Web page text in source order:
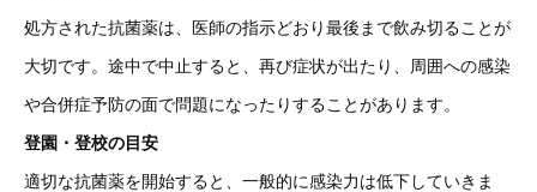
処方された抗菌薬は、医師の指示どおり最後まで飲み切ることが
大切です。途中で中止すると、再び症状が出たり、周囲への感染
や合併症予防の面で問題になったりすることがあります。
登園・登校の目安
適切な抗菌薬を開始すると、一般的に感染力は低下していきま